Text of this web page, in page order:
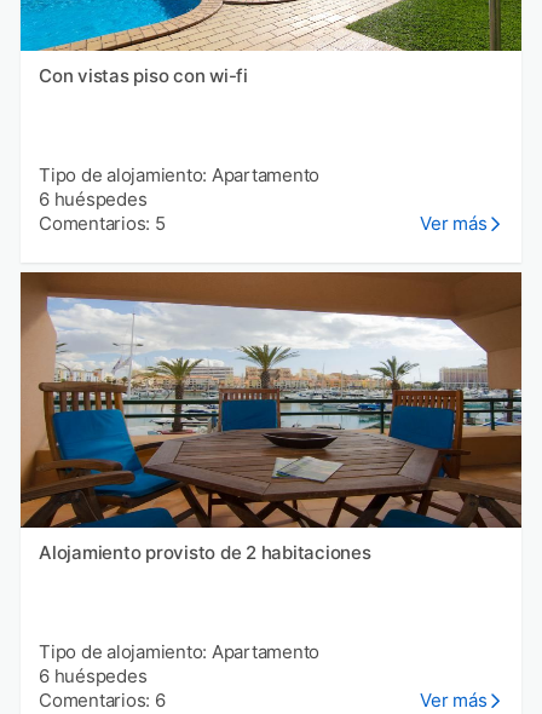
Con vistas piso con wi-fi
Tipo de alojamiento: Apartamento
6 huéspedes
Comentarios: 5
Ver más
Alojamiento provisto de 2 habitaciones
Tipo de alojamiento: Apartamento
6 huéspedes
Comentarios: 6
Ver más